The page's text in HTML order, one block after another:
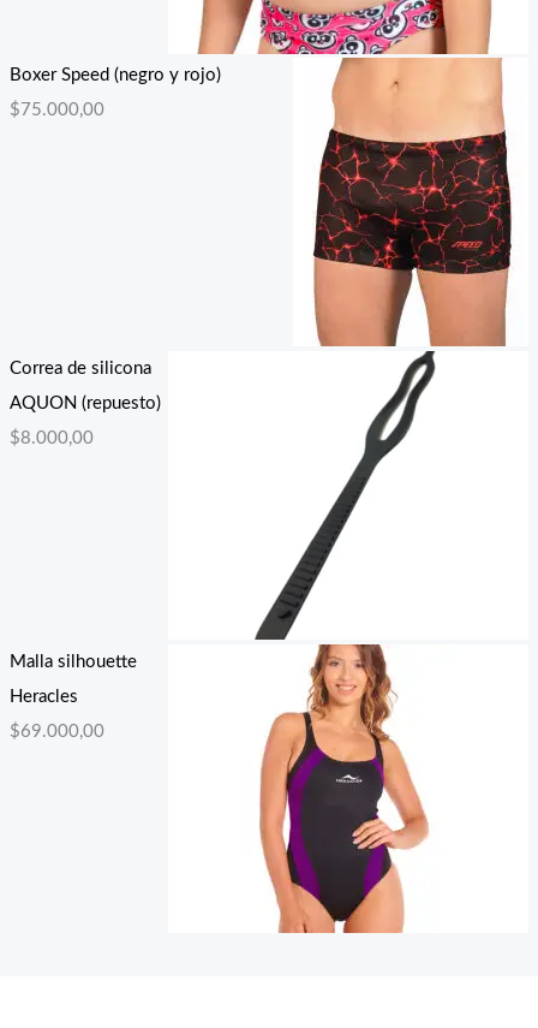
Boxer Speed (negro y rojo)
$ 75.000,00
Correa de silicona
AQUON (repuesto)
$8.000,00
Malla silhouette
Heracles
$69.000,00